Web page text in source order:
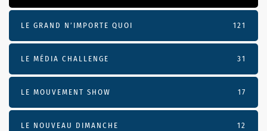
LE GRAND N’IMPORTE QUOI 121
LE MÉDIA CHALLENGE 31
LE MOUVEMENT SHOW 17
LE NOUVEAU DIMANCHE 12